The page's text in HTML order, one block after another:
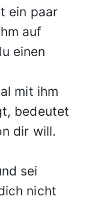
ein paar
auf
einen
mit ihm
bedeutet
dir will.
sei
nicht